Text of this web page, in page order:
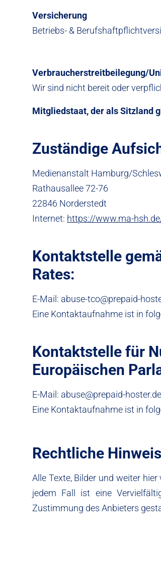
Versicherung
Betriebs- &
Verbraucherstreitbeilegung/
Wir sind nicht bereit oder
Mitgliedstaat, der als Sitzland
Zuständige
Medienanstalt Hamburg/
Rathausallee 72-76
22846 Norderstedt
Internet: https://www.ma-
Kontaktstelle
Rates:
E-Mail: abuse-tco@prepaid-
Eine Kontaktaufnahme ist in
Kontaktstelle für
Europäischen
E-Mail: abuse@prepaid-hoster.de
Eine Kontaktaufnahme ist in
Rechtliche
Alle Texte, Bilder und weiter
jedem Fall ist eine
Zustimmung des Anbieters